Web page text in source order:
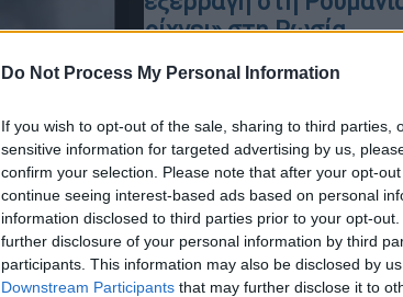
Do Not Process My Personal Information
If you wish to opt-out of the sale, sharing to third parties,
sensitive information for targeted advertising by us,
confirm your selection. Please note that after your opt-
continue seeing interest-based ads based on personal
information disclosed to third parties prior to your opt-
further disclosure of your personal information by third
participants. This information may also be disclosed by
Downstream Participants that may further disclose it to
ρίχνει» στη Ρωσία
Σύμφωνα με ανακοίνωση
επηρεάστηκε από
ηλεκτρονικού πολέμου,
αποτέλεσμα να βγει
και να φτάσει μέχρι τις
Ρουμανίας